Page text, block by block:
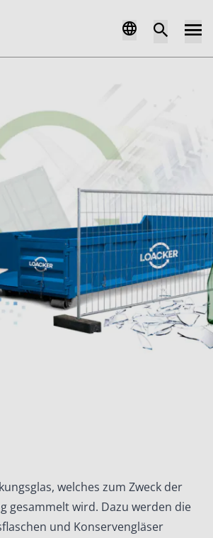
welches zum Zweck der
gesammelt wird. Dazu werden die
und Konservengläser